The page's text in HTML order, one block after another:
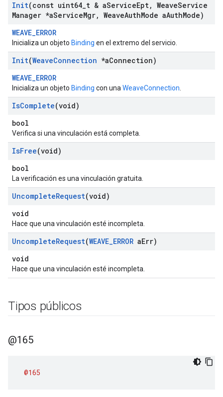
Init(const uint64 t & aServiceEpt, WeaveService
Manager *aServiceMgr, WeaveAuthMode aAuthMode)
WEAVE_ERROR
Inicializa un objeto Binding en el extremo del servicio.
Init(WeaveConnection *aConnection)
WEAVE_ERROR
Inicializa un objeto Binding con una WeaveConnection
IsComplete(void)
bool
Verifica si una vinculación está completa.
IsFree(void)
bool
La verificación es una vinculación gratuita.
UncompleteRequest(void)
void
Hace que una vinculación esté incompleta.
UncompleteRequest(WEAVE_ERROR aErr)
void
Hace que una vinculación esté incompleta.
Tipos públicos
@165
@165